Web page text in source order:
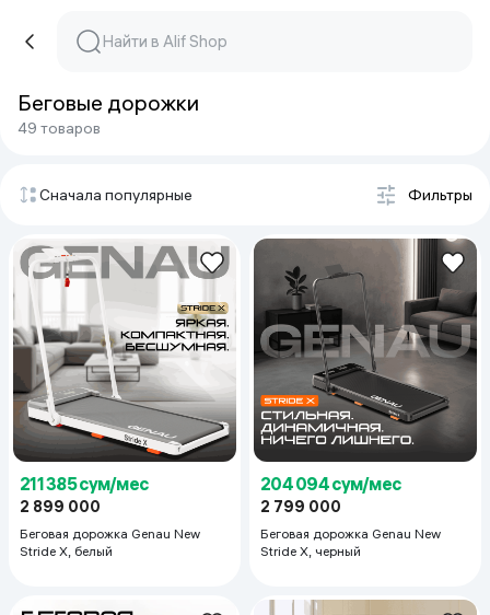
Беговые дорожки
49 товаров
Сначала популярные Фильтры
211 385 сум/мес
2 899 000
Беговая дорожка Genau New
Stride X, белый
204 094 сум/мес
2 799 000
Беговая дорожка Genau New
Stride X, черный